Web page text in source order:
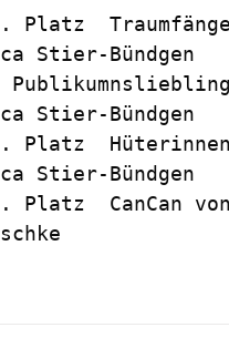
Platz
Stier-Bündgen
Stier-Bündgen
Platz
Stier-Bündgen
Platz  CanCan